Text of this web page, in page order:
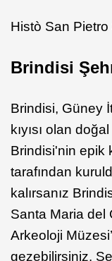
Histò San
Brindisi
Brindisi, Güney
kıyısı olan
Brindisi'nin epik
tarafından
kalırsanız
Santa Maria del
Arkeoloji
gezebilirsiniz.